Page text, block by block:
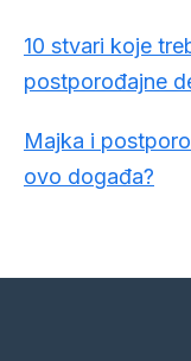
10 stvari koje
postporođajne
Majka i
ovo događa?